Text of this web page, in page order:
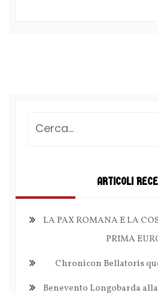
ARTICOLI
LA PAX ROMANA E LA
PRIMA
Chronicon Bellatoris
Benevento Longobarda